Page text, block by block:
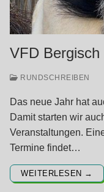
VFD
RUNDSCHREIBEN
Das neue Jahr hat
Damit starten wir
Veranstaltungen.
Termine findet…
WEITERLESEN →